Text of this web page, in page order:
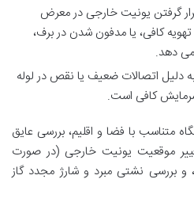
گرفتن یونیت خارجی در معرض
کافی، یا مدفون شدن در برف،
دهد.
دلیل اتصالات ضعیف یا نقص در لوله
کافی است.
متناسب با فضا و اقلیم، بررسی عایق
موقعیت یونیت خارجی (در صورت
و بررسی نشتی مبرد و شارژ مجدد گاز